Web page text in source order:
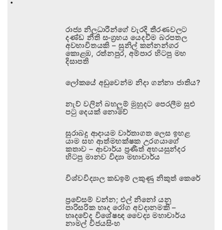
රාජ්‍ය නිලධාරීන්ගේ වැරදි තීරණවලට
දණ්ඩ නීති සංග්‍රහය යෙදවීම බරපතල
අවභාවිතයකි – සුනිල් කන්නන්ගර
කොළඹ, රත්නපුර, අම්පාර හිටපු මහ
දිසාපති
ලෝකයේ අඩුවෙන්ම නිදා ගන්නා ජාතිය?
නැව් වලින් බහලුම් මුහුදට පෙරලීම සුළු
පටු දෙයක් නොවේ
සුරාබදු ආදායම වාර්තාගත ලෙස ඉහළ
යාම සහ ආත්මභක්ෂක උරගයාගේ
කතාව – ආචාර්ය ප්‍රණීත් අභයසුන්දර
හිටපු මානව විද්‍යා මහාචාර්ය
විශ්වවිද්‍යාල කඩඉම් ලකුණු නිකුත් කෙරේ
ප්‍රවේසම් වන්න; එල් නිනෝ යනු
පාරිසරික හෘද රෝග අවදානමකි –
හෘදවේද විශේෂඥ වෛද්‍ය මහාචාර්ය
නාමල් විජයසිංහ